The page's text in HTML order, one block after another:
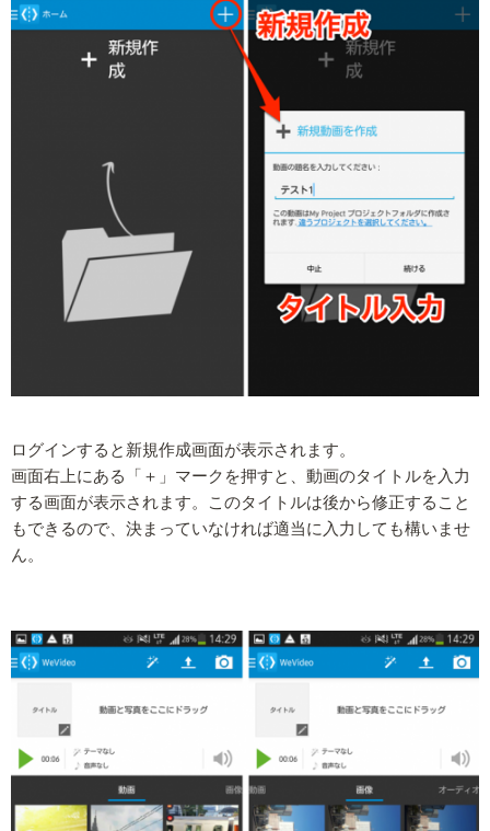
ログインすると新規作成画面が表示されます。
画面右上にある「＋」マークを押すと、動画のタイトルを入力
する画面が表示されます。このタイトルは後から修正すること
もできるので、決まっていなければ適当に入力しても構いませ
ん。